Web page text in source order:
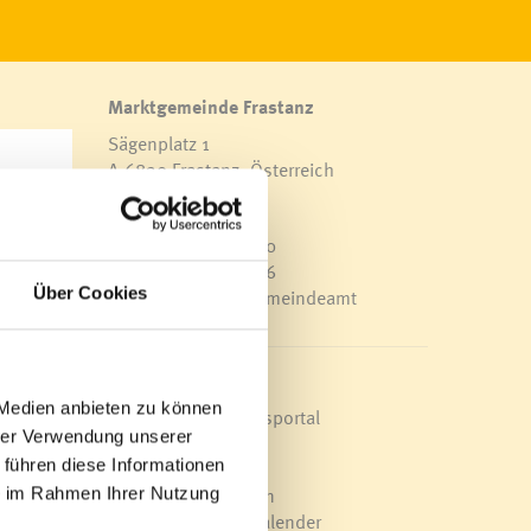
Über Cookies
anbieten zu können
Verwendung unserer
diese Informationen
Rahmen Ihrer Nutzung
Marktgemeinde Frastanz
Sägenplatz 1
A-6820 Frastanz, Österreich
Lageplan
0043 5522 51534-0
F 0043 5522 51534-6
E-Mail an das Gemeindeamt
Veröffentlichungsportal
Blackout
Ortsplan
Bürgermeldungen
Veranstaltungskalender